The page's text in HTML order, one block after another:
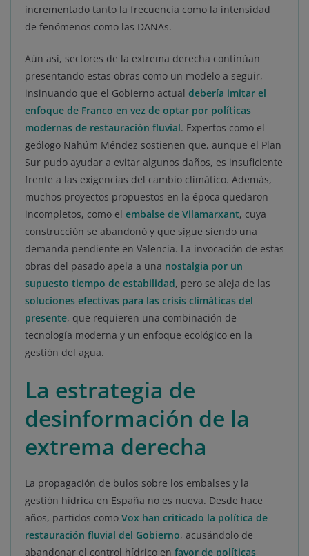
incrementado tanto la frecuencia como la intensidad
de fenómenos como las DANAs.
Aún así, sectores de la extrema derecha continúan
presentando estas obras como un modelo a seguir,
insinuando que el Gobierno actual debería imitar el
enfoque de Franco en vez de optar por políticas
modernas de restauración fluvial. Expertos como el
geólogo Nahúm Méndez sostienen que, aunque el Plan
Sur pudo ayudar a evitar algunos daños, es insuficiente
frente a las exigencias del cambio climático. Además,
muchos proyectos propuestos en la época quedaron
incompletos, como el embalse de Vilamarxant, cuya
construcción se abandonó y que sigue siendo una
demanda pendiente en Valencia. La invocación de estas
obras del pasado apela a una nostalgia por un
supuesto tiempo de estabilidad, pero se aleja de las
soluciones efectivas para las crisis climáticas del
presente, que requieren una combinación de
tecnología moderna y un enfoque ecológico en la
gestión del agua.
La estrategia de
desinformación de la
extrema derecha
La propagación de bulos sobre los embalses y la
gestión hídrica en España no es nueva. Desde hace
años, partidos como Vox han criticado la política de
restauración fluvial del Gobierno, acusándolo de
abandonar el control hídrico en favor de políticas